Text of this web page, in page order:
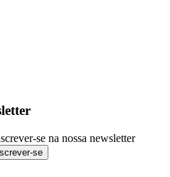
se na nossa newsletter
se